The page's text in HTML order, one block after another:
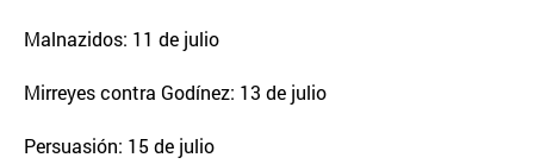
Malnazidos: 11 de julio
Mirreyes contra Godínez: 13 de julio
Persuasión: 15 de julio